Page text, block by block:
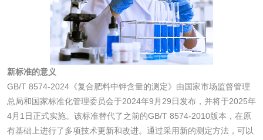
新标准的意义
GB/T 8574-2024《复合肥料中钾含量的测定》由国家市场监督管理
总局和国家标准化管理委员会于2024年9月29日发布，并将于2025年
4月1日正式实施。该标准替代了之前的GB/T 8574-2010版本，在原
有基础上进行了多项技术更新和改进。通过采用新的测定方法，可以
洗手液检测
水处理剂
水处理药剂检测 聚丙烯酰胺检测
工业乳状氢氧化钙 铝酸钙检测